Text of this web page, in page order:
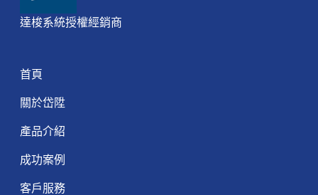
達梭系統授權經銷商
首頁
關於岱陞
產品介紹
成功案例
客戶服務